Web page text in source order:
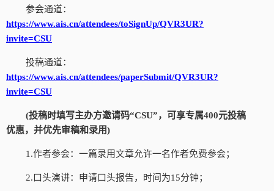
参会通道：
https://www.ais.cn/attendees/toSignUp/QVR3UR?
invite=CSU
投稿通道：
https://www.ais.cn/attendees/paperSubmit/QVR3UR?
invite=CSU
(投稿时填写主办方邀请码“CSU”， 可享专属400元投稿
优惠，并优先审稿和录用)
1.作者参会：一篇录用文章允许一名作者免费参会；
2.口头演讲：申请口头报告，时间为15分钟；